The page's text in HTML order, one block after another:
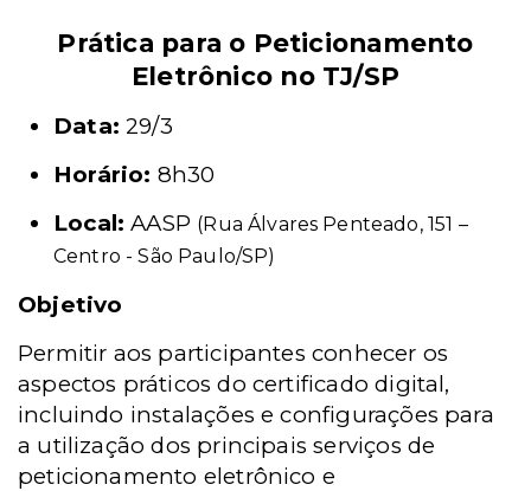
Prática para o Peticionamento
Eletrônico no TJ/SP
Data: 29/3
Horário: 8h30
Local: AASP (Rua Álvares Penteado, 151 –
Centro - São Paulo/SP)
Objetivo
Permitir aos participantes conhecer os
aspectos práticos do certificado digital,
incluindo instalações e configurações para
a utilização dos principais serviços de
peticionamento eletrônico e